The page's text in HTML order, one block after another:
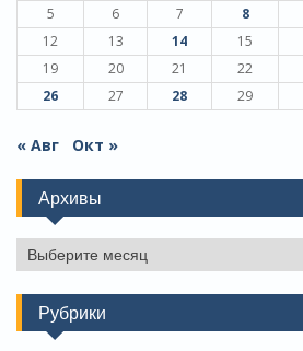
5
6 7 8
12
13 14 15
19
20 21 22
26
27 28 29
« Авг Окт »
Архивы
Архивы
Рубрики